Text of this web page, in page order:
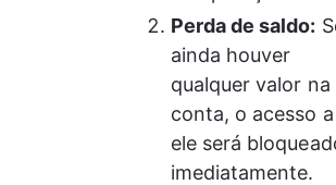
Perda de saldo:
ainda houver
qualquer valor na
conta, o acesso a
ele será
imediatamente.